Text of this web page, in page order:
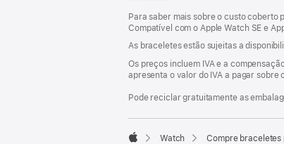
nova
janela)
Para saber mais sobre o custo coberto
Compatível com o Apple Watch SE e
As braceletes estão sujeitas a
Os preços incluem IVA e a
apresenta o valor do IVA a pagar sobre
Pode reciclar gratuitamente as
Watch Compre braceletes